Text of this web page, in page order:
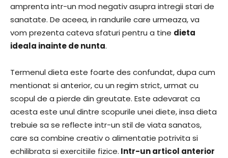
amprenta intr-un mod negativ asupra intregii stari de
sanatate. De aceea, in randurile care urmeaza, va
vom prezenta cateva sfaturi pentru a tine dieta
ideala inainte de nunta.
Termenul dieta este foarte des confundat, dupa cum
mentionat si anterior, cu un regim strict, urmat cu
scopul de a pierde din greutate. Este adevarat ca
acesta este unul dintre scopurile unei diete, insa dieta
trebuie sa se reflecte intr-un stil de viata sanatos,
care sa combine creativ o alimentatie potrivita si
echilibrata si exercitiile fizice. Intr-un articol anterior